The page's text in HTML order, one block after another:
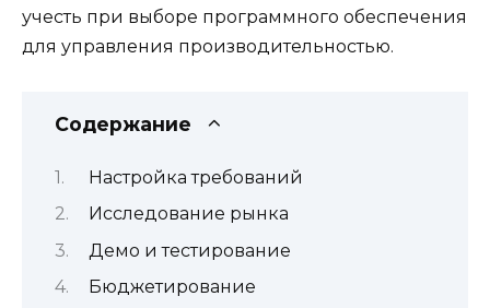
учесть при выборе программного обеспечения
для управления производительностью.
Содержание
Настройка требований
Исследование рынка
Демо и тестирование
Бюджетирование